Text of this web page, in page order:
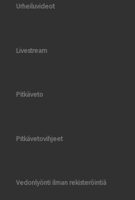
Urheiluvideot
Livestream
Pitkäveto
Pitkävetovihjeet
Vedonlyönti ilman rekisteröintiä